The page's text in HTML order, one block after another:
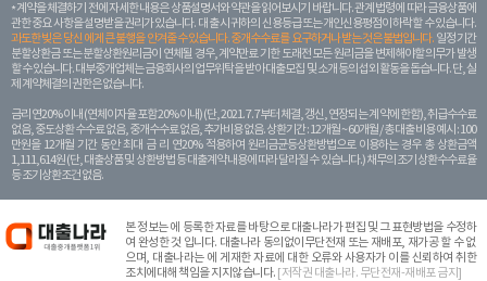
계약을 체결하기 전에 자세한 내용은 상품설명서와 약관을 읽어보시기 바랍니다. 관계 법령에 따라 금융상품에
관한 중요 사항을 설명받을 권리가 있습니다. 대 출 시 귀하의 신용등급 또는 개인신용평점이 하락할 수 있습니다.
과도한 빚은 당신 에게 큰 불행을 안겨줄 수 있습니다. 중개수수료를 요구하거나 받는 것은 불법입니다. 일정 기간
분할상환금 또는 분할상환원리금이 연체될 경우, 계약만료 기한 도래전 모든 원리금을 변제해야할 의무가 발생
할 수 있습니다. 대부중개업체는 금융회사의 업무위탁을 받아 대출모집 및 소개 등의 섭외 활동을 돕습니다. 단, 실
제 계약체결의 권한은 없습니다.
금리 연20% 이내 (연체이자율 포함 20% 이내) (단, 2021. 7. 7부터 체결, 갱신, 연장되는 계 약에 한함), 취급수수료
없음, 중도상환 수수료 없음, 중개수수료 없음, 추가비용 없음. 상환기간 : 12개월 ~ 60개월 / 총 대출 비용 예시 : 100
만원을 12개월 기간 동안 최대 금 리 연20% 적용하여 원리금균등상환방법으로 이용하는 경우 총 상환금액
1,111,614원 (단, 대출상품 및 상환방법 등 대출계약 내용에 따라 달라질 수 있습니다.) 채무의 조기 상환수수료율
등 조기상환조건 없음.
본 정보는에 등록한 자료를 바탕으로 대출나라가 편집 및 그 표현방법을 수정하
여 완성한 것 입니다. 대출나라 동의없이무단전재 또는 재배포, 재가공 할 수 없
으며, 대출나라는 에 게재한 자료에 대한 오류와 사용자가 이를 신뢰하여 취한
조치에대해 책임을 지지않습니다. [저작권 대출나라. 무단전재-재배포 금지]